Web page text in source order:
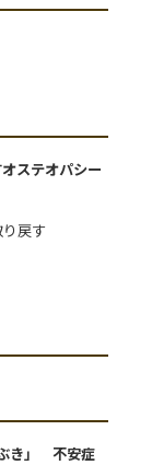
ステオパシー
戻す
き」 不安症